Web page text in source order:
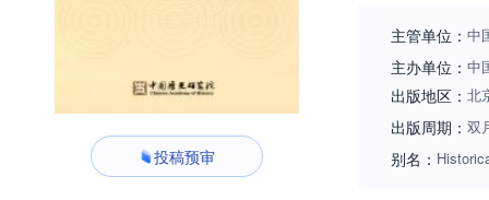
投稿预审
分的基础上交锋
主管单位： 中
主办单位： 中
出版地区： 北
出版周期： 双
别名：